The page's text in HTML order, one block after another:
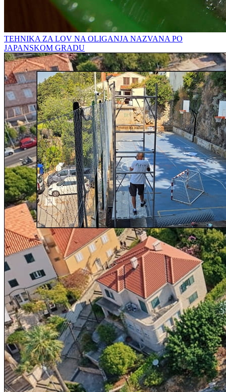
TEHNIKA ZA LOV NA OLIGANJA NAZVANA PO
JAPANSKOM GRADU